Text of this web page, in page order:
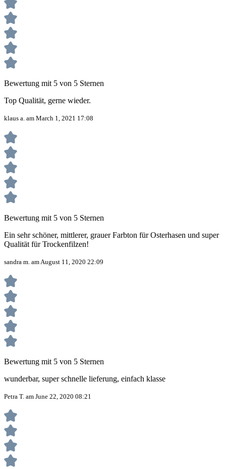
Bewertung mit 5 von 5 Sternen
Top Qualität, gerne wieder.
klaus a. am March 1, 2021 17:08
Bewertung mit 5 von 5 Sternen
Ein sehr schöner, mittlerer, grauer Farbton für Osterhasen und super
Qualität für Trockenfilzen!
sandra m. am August 11, 2020 22:09
Bewertung mit 5 von 5 Sternen
wunderbar, super schnelle lieferung, einfach klasse
Petra T. am June 22, 2020 08:21